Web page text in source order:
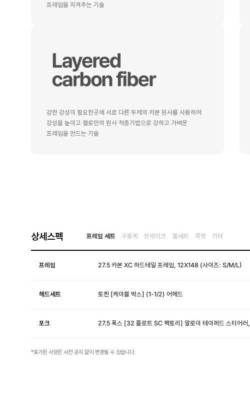
프레임을 지켜주는 기술
강한 강성이 필요한곳에 서로 다른 두께의 카본 원사를 사용하여
강성을 높이고 첼로만의 원사 적층기법으로 강하고 가벼운
프레임을 만드는 기술
상세스펙 프레임 세트 구동계 브레이크 휠세트 콕핏 기타
프레임 27.5 카본 XC 하드테일 프레임, 12X148 (사이즈: S/M/L)
헤드세트 토켄 [케이블 박스] (1-1/2) 어헤드
포크 27.5 폭스 [32 플로트 SC 팩토리] 알로이 테이퍼드 스티어
*표기된 사양은 사전 공지 없이 변경될 수 있습니다.